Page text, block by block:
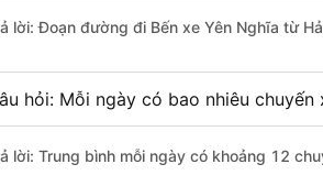
lời: Đoạn đường đi Bến xe Yên Nghĩa từ
hỏi: Mỗi ngày có bao nhiêu
lời: Trung bình mỗi ngày có khoảng 12